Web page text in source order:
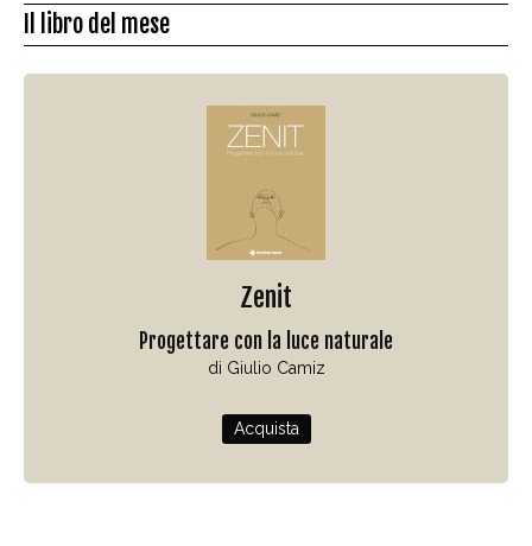
Il libro del mese
Zenit
Progettare con la luce naturale
di Giulio Camiz
Acquista